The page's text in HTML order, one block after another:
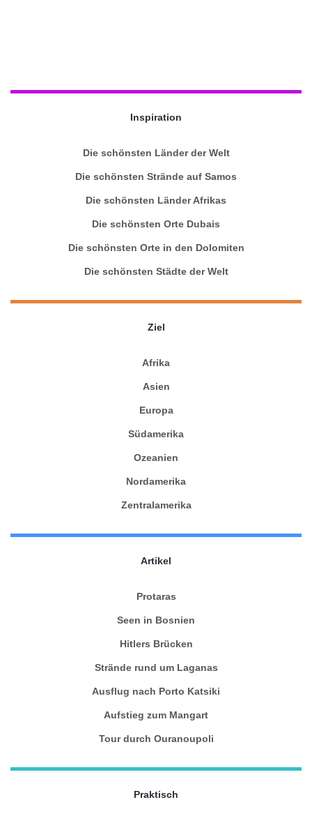
Inspiration
Die schönsten Länder der Welt
Die schönsten Strände auf Samos
Die schönsten Länder Afrikas
Die schönsten Orte Dubais
Die schönsten Orte in den Dolomiten
Die schönsten Städte der Welt
Ziel
Afrika
Asien
Europa
Südamerika
Ozeanien
Nordamerika
Zentralamerika
Artikel
Protaras
Seen in Bosnien
Hitlers Brücken
Strände rund um Laganas
Ausflug nach Porto Katsiki
Aufstieg zum Mangart
Tour durch Ouranoupoli
Praktisch